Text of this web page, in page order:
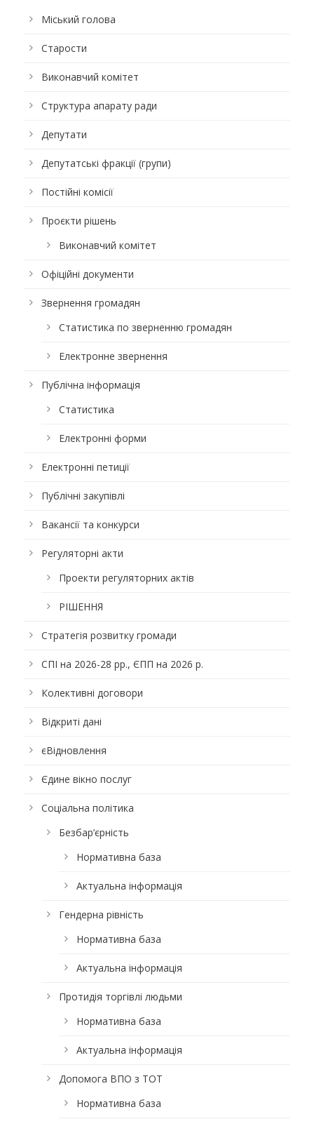
Міський голова
Старости
Виконавчий комітет
Структура апарату ради
Депутати
Депутатські фракції (групи)
Постійні комісії
Проєкти рішень
Виконавчий комітет
Офіційні документи
Звернення громадян
Статистика по зверненню громадян
Електронне звернення
Публічна інформація
Статистика
Електронні форми
Електронні петиції
Публічні закупівлі
Вакансії та конкурси
Регуляторні акти
Проекти регуляторних актів
РІШЕННЯ
Стратегія розвитку громади
СПІ на 2026-28 рр., ЄПП на 2026 р.
Колективні договори
Відкриті дані
єВідновлення
Єдине вікно послуг
Соціальна політика
Безбар’єрність
Нормативна база
Актуальна інформація
Гендерна рівність
Нормативна база
Актуальна інформація
Протидія торгівлі людьми
Нормативна база
Актуальна інформація
Допомога ВПО з ТОТ
Нормативна база